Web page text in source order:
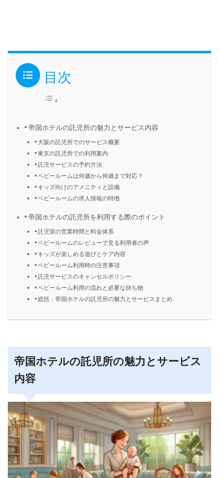
目次
帝国ホテルの託児所の魅力とサービス内容
大阪の託児所でのサービス概要
東京の託児所での利用案内
託児サービスの予約方法
ベビールームは何歳から何歳まで対応？
キッズ向けのアメニティと設備
ベビールームの求人情報の特徴
帝国ホテルの託児所を利用する際のポイント
託児室の営業時間と料金体系
ベビールームのレビューで見る利用者の声
キッズが楽しめる遊びとケア内容
ベビールーム利用時の注意事項
託児サービスのキャンセルポリシー
ベビールーム利用の流れと必要な持ち物
総括：帝国ホテルの託児所の魅力とサービスまとめ
帝国ホテルの託児所の魅力とサービス
内容